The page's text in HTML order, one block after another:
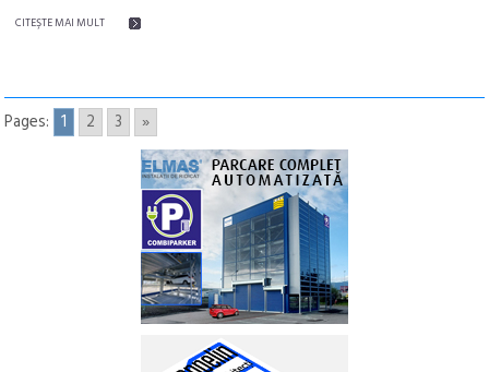
CITEŞTE MAI MULT
Pages: 1 2 3 »